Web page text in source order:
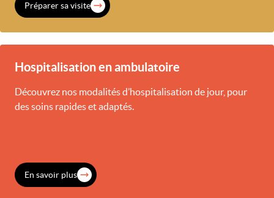
Préparer sa visite
Hospitalisation en ambulatoire
Découvrez nos modalités d’hospitalisation de jour, pour
des soins rapides et adaptés.
En savoir plus